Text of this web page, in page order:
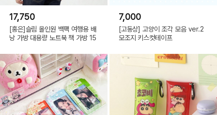
17,750
[홍은]슬림 올인원 백팩 여행용 배
낭 가방 대용량 노트북 책 가방 15
7,000
[고동상] 고양이 조각 모음 ver.2
모조지 키스컷테이프